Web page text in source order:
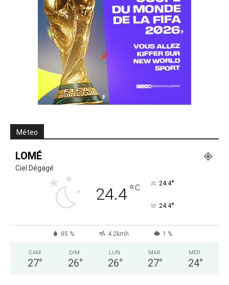
Méteo
LOMÉ
Ciel Dégagé
24.4°C 24.4°
24.4°
85 % 4.2kmh 1 %
SAM
27°
DIM
26°
LUN
26°
MAR
27°
MER
24°